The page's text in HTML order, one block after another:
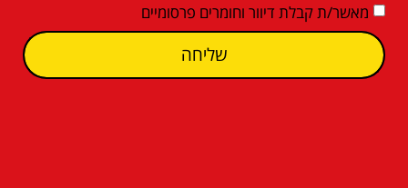
מאשר/ת קבלת דיוור וחומרים פרסומיים
שליחה